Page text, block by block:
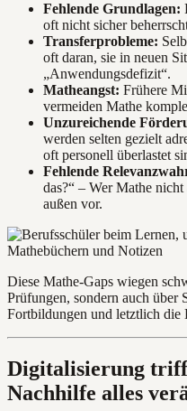
Fehlende Grundlagen:
oft nicht sicher
Transferprobleme:
oft daran, sie in neuen
„Anwendungsdefizit“.
Matheangst: Frühere
vermeiden Mathe
Unzureichende
werden selten gezielt
oft personell überlastet
Fehlende
das?“ – Wer Mathe
außen vor.
Diese Mathe-Gaps wiegen
Prüfungen, sondern auch über
Fortbildungen und letztlich die
Digitalisierung
Nachhilfe alles